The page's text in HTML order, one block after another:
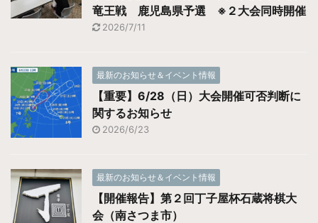
竜王戦 鹿児島県予選 ※２大会同時開催
2026/7/11
最新のお知らせ＆イベント情報
【重要】6/28（日）大会開催可否判断に
関するお知らせ
2026/6/23
最新のお知らせ＆イベント情報
【開催報告】第２回丁子屋杯石蔵将棋大
会（南さつま市）